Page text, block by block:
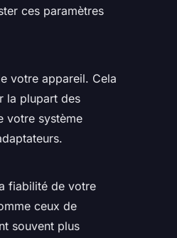
ces paramètres
votre appareil. Cela
la plupart des
votre système
fiabilité de votre
ceux de
souvent plus